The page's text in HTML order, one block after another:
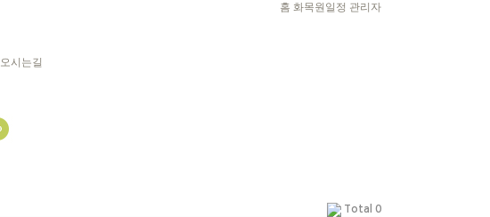
홈 화목원일정 관리자
오시는길
Total 0